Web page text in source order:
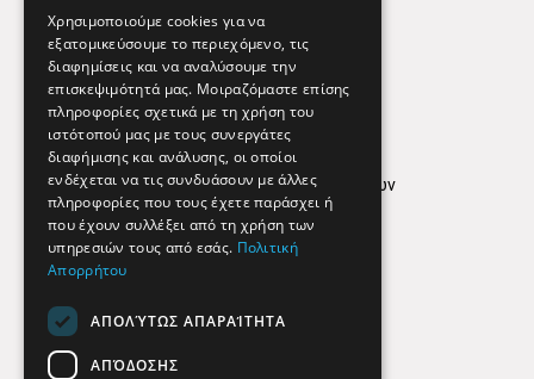
Εφημερεύοντα Φαρμακεία
Απόρρητο
Όροι Χρήσης
Πολιτική προστασίας δεδομένων
Findhere
Social Media
Χρησιμοποιούμε cookies για να
εξατομικεύσουμε το περιεχόμενο, τις
διαφημίσεις και να αναλύσουμε την
επισκεψιμότητά μας. Μοιραζόμαστε επίσης
πληροφορίες σχετικά με τη χρήση του
ιστότοπού μας με τους συνεργάτες
διαφήμισης και ανάλυσης, οι οποίοι
ενδέχεται να τις συνδυάσουν με άλλες
πληροφορίες που τους έχετε παράσχει ή
που έχουν συλλέξει από τη χρήση των
υπηρεσιών τους από εσάς. Πολιτική
Απορρήτου
ΑΠΟΛΎΤΩΣ ΑΠΑΡΑΊΤΗΤΑ
ΑΠΌΔΟΣΗΣ